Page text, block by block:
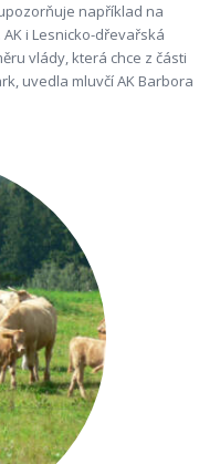
například na
i Lesnicko-dřevařská
vlády, která chce z části
uvedla mluvčí AK Barbora